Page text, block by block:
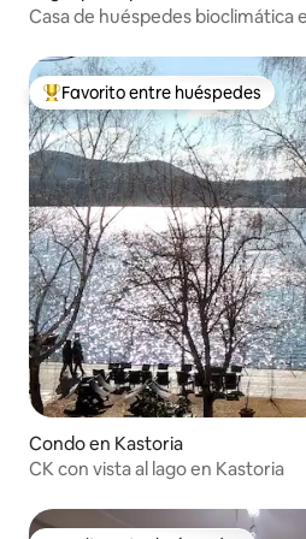
Casa de huéspedes bioclimática
Favorito entre huéspedes
Favorito entre huéspedes
Condo en Kastoria
CK con vista al lago en Kastoria